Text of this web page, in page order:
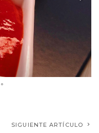
SIGUIENTE ARTÍCULO